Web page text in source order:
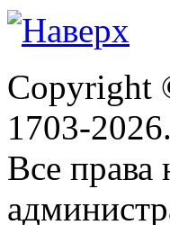
Copyright
1703-2026.
Все права